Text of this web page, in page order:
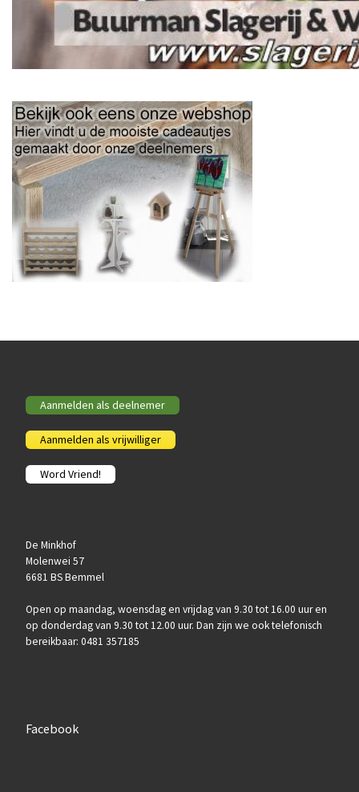
Aanmelden als deelnemer
Aanmelden als vrijwilliger
Word Vriend!
De Minkhof
Molenwei 57
6681 BS Bemmel
Open op maandag, woensdag en vrijdag van 9.30 tot 16.00 uur en
op donderdag van 9.30 tot 12.00 uur. Dan zijn we ook telefonisch
bereikbaar: 0481 357185
Facebook